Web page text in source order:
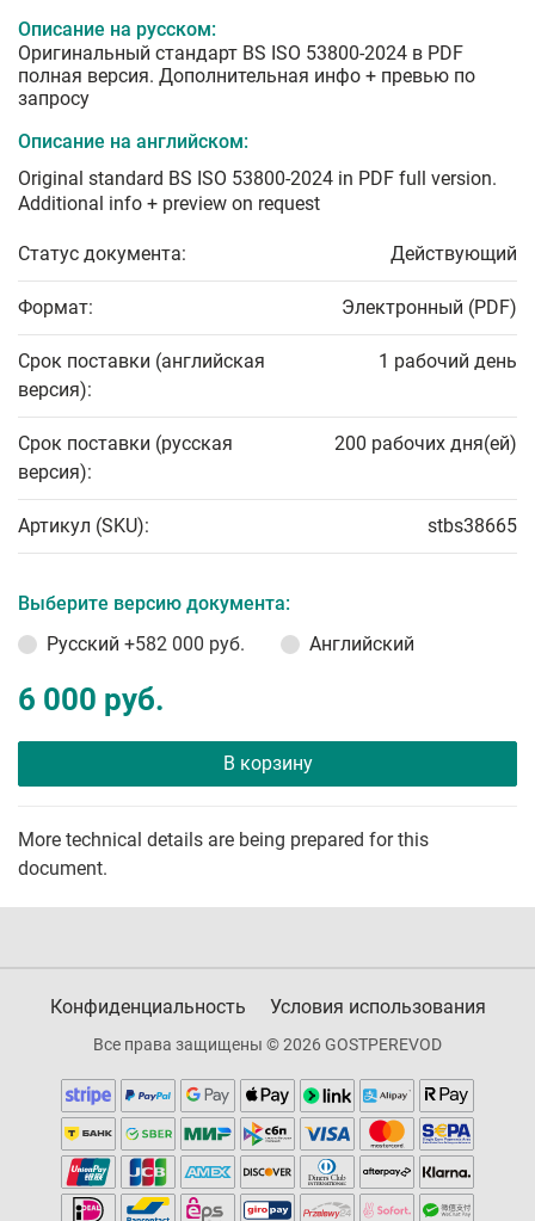
Описание на русском:
Оригинальный стандарт BS ISO 53800-2024 в PDF
полная версия. Дополнительная инфо + превью по
запросу
Описание на английском:
Original standard BS ISO 53800-2024 in PDF full version.
Additional info + preview on request
Статус документа: Действующий
Формат: Электронный (PDF)
Срок поставки (английская
версия):
1 рабочий день
Срок поставки (русская
версия):
200 рабочих дня(ей)
Артикул (SKU): stbs38665
Выберите версию документа:
Русский +582 000 руб. Английский
6 000 руб.
В корзину
More technical details are being prepared for this
document.
Конфиденциальность Условия использования
Все права защищены © 2026 GOSTPEREVOD